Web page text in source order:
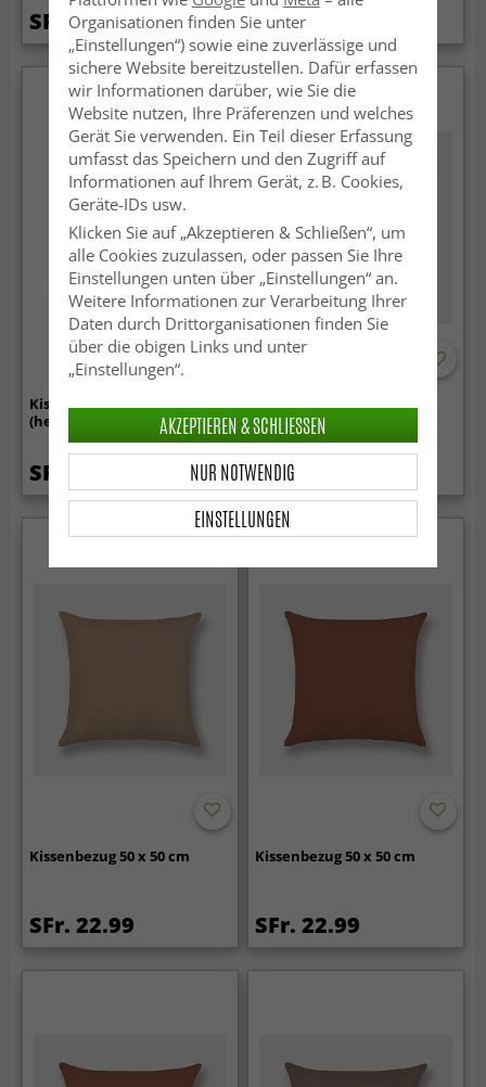
SFr. 22.99 SFr. 22.99
Kissenbezug - Vanja
(hellbraun)
SFr. 13.99
Kissenbezug 50 x 50 cm
SFr. 22.99
Kissenbezug 50 x 50 cm
SFr. 22.99
Kissenbezug 50 x 50 cm
SFr. 22.99
Organisationen finden Sie unter
„Einstellungen“) sowie eine zuverlässige und
sichere Website bereitzustellen. Dafür erfassen
wir Informationen darüber, wie Sie die
Website nutzen, Ihre Präferenzen und welches
Gerät Sie verwenden. Ein Teil dieser Erfassung
umfasst das Speichern und den Zugriff auf
Informationen auf Ihrem Gerät, z. B. Cookies,
Geräte-IDs usw.
Klicken Sie auf „Akzeptieren & Schließen“, um
alle Cookies zuzulassen, oder passen Sie Ihre
Einstellungen unten über „Einstellungen“ an.
Weitere Informationen zur Verarbeitung Ihrer
Daten durch Drittorganisationen finden Sie
über die obigen Links und unter
„Einstellungen“.
EINSTELLUNGEN
NUR NOTWENDIG
AKZEPTIEREN & SCHLIESSEN